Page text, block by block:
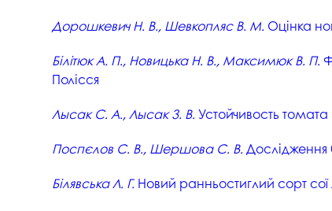
Публічна інформація
Антикорупційна діяльність
Меморіал пам'яті
Студентське
Дорошкевич Н. В., Шевкопляс В. М. Оцінка
Білітюк А. П., Новицька Н. В., Максимюк В. П.
Полісся
Лысак С. А., Лысак З. В. Устойчивость
Поспєлов С. В., Шершова С. В. Дослідження
Білявська Л. Г. Новий ранньостиглий сорт